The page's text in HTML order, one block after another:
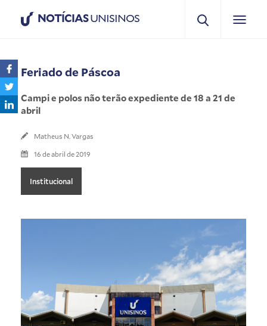
NOTÍCIASUNISINOS
Feriado de Páscoa
Campi e polos não terão expediente de 18 a 21 de
abril
Matheus N. Vargas
16 de abril de 2019
Institucional